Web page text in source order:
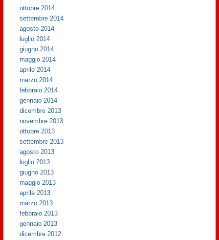
ottobre 2014
settembre 2014
agosto 2014
luglio 2014
giugno 2014
maggio 2014
aprile 2014
marzo 2014
febbraio 2014
gennaio 2014
dicembre 2013
novembre 2013
ottobre 2013
settembre 2013
agosto 2013
luglio 2013
giugno 2013
maggio 2013
aprile 2013
marzo 2013
febbraio 2013
gennaio 2013
dicembre 2012